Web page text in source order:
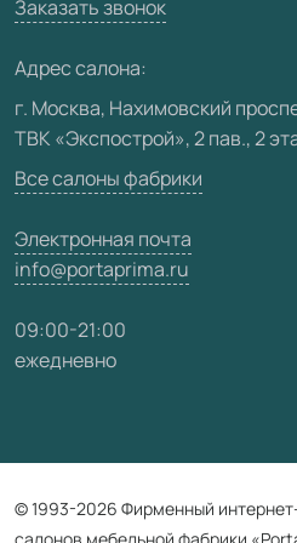
Юридическая информация
Видео
Карта сайта
Заказать звонок
Адрес салона:
г. Москва, Нахимовский
ТВК «Экспострой», 2 пав., 2
Все салоны фабрики
Электронная почта
info@portaprima.ru
09:00-21:00
ежедневно
© 1993-2026 Фирменный